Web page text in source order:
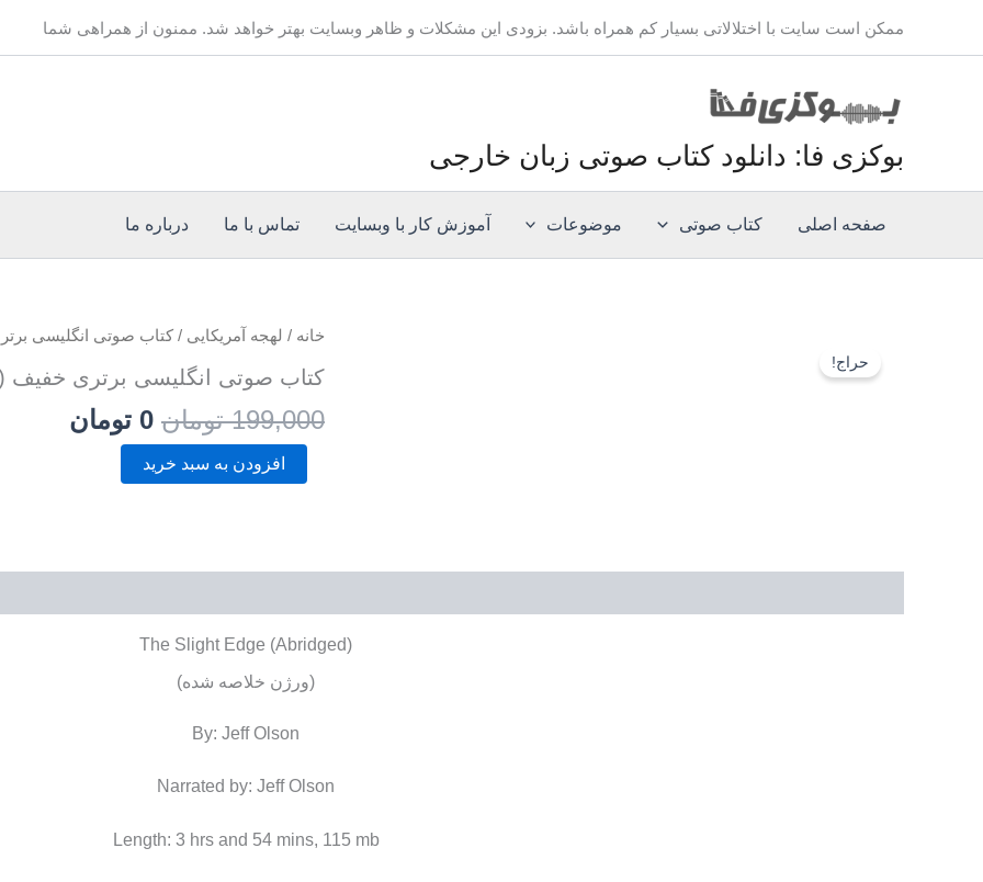
محتوا
ممکن است سایت با اختلالاتی بسیار کم همراه باشد. بزودی این مشکلات و ظاهر وبسایت بهتر خواهد شد. ممنون از همراهی شما
بوکزی فا: دانلود کتاب صوتی زبان خارجی
صفحه اصلی کتاب صوتی موضوعات آموزش کار با وبسایت تماس با ما درباره ما
حراج!
خانه / لهجه آمریکایی / کتاب صوتی انگلیسی
کتاب صوتی انگلیسی برتری
199,000 تومان
قیمت
اصلی
بود.
0 تومان
قیمت
فعلی
انگلیسی
افزودن به سبد خرید
The Slight Edge (Abridged)
(ورژن خلاصه شده)
By: Jeff Olson
Narrated by: Jeff Olson
Length: 3 hrs and 54 mins, 115 mb